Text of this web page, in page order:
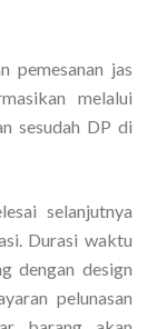
pemesanan jas
melalui
sesudah DP di
selanjutnya
Durasi waktu
dengan design
pelunasan